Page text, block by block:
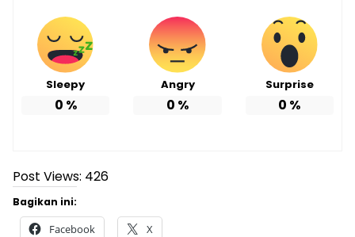
Sleepy
0 %
Angry
0 %
Surprise
0 %
Post Views: 426
Bagikan ini:
Facebook X